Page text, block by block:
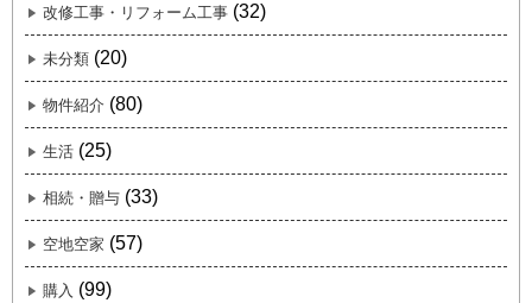
改修工事・リフォーム工事 (32)
未分類 (20)
物件紹介 (80)
生活 (25)
相続・贈与 (33)
空地空家 (57)
購入 (99)